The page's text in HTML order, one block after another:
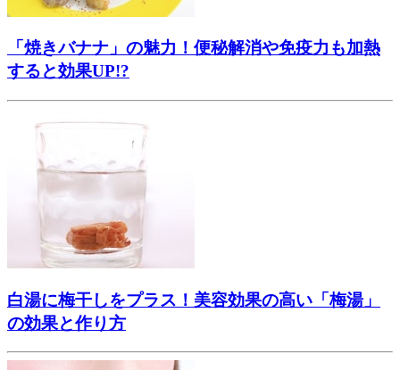
「焼きバナナ」の魅力！便秘解消や免疫力も加熱
すると効果UP!?
白湯に梅干しをプラス！美容効果の高い「梅湯」
の効果と作り方